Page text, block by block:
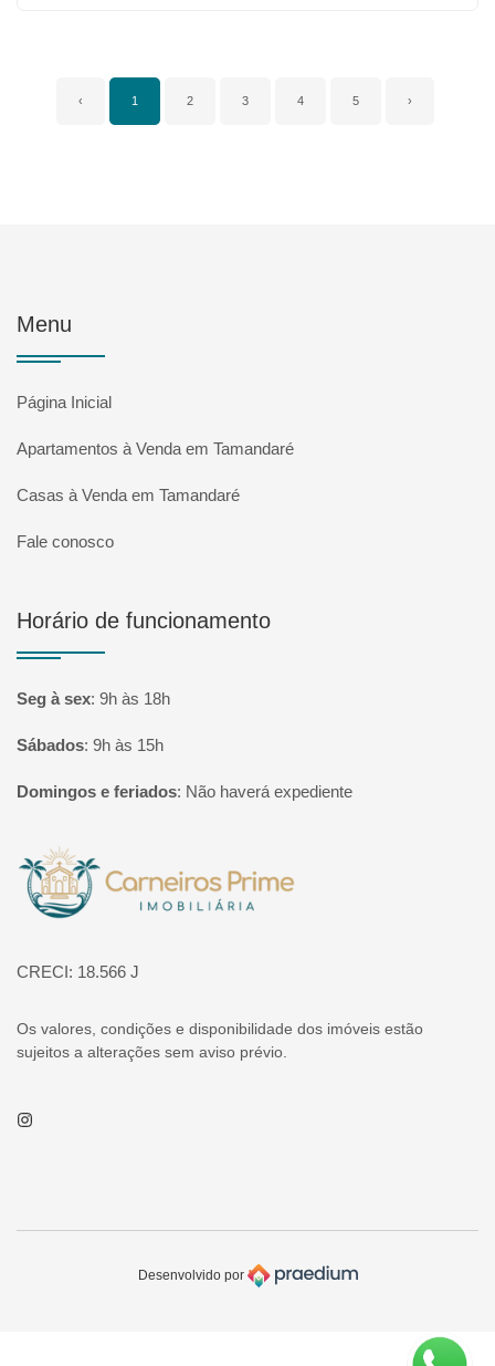
‹ 1 2 3 4 5 ›
Menu
Página Inicial
Apartamentos à Venda em Tamandaré
Casas à Venda em Tamandaré
Fale conosco
Horário de funcionamento
Seg à sex: 9h às 18h
Sábados: 9h às 15h
Domingos e feriados: Não haverá expediente
Página inicial
CRECI: 18.566 J
Os valores, condições e disponibilidade dos imóveis estão
sujeitos a alterações sem aviso prévio.
Instagram
Desenvolvido por